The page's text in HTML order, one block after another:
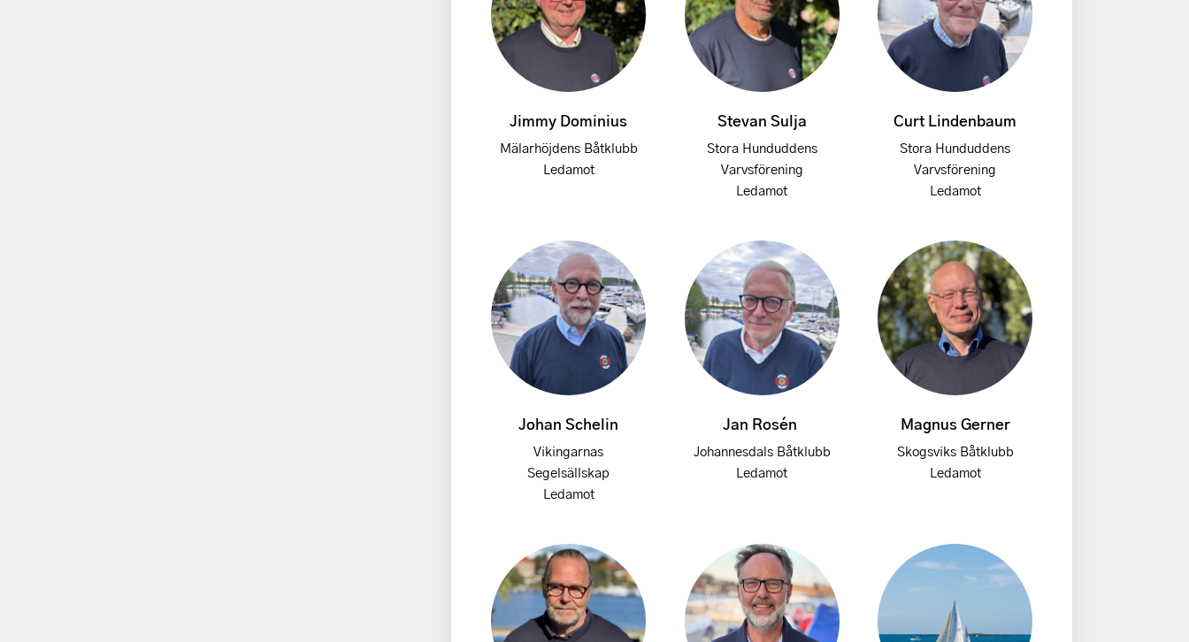
Jimmy Dominius
Mälarhöjdens Båtklubb
Ledamot
Stevan Sulja
Stora Hunduddens
Varvsförening
Ledamot
Curt Lindenbaum
Stora Hunduddens
Varvsförening
Ledamot
Johan Schelin
Vikingarnas
Segelsällskap
Ledamot
Jan Rosén
Johannesdals Båtklubb
Ledamot
Magnus Gerner
Skogsviks Båtklubb
Ledamot